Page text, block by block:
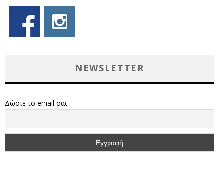
NEWSLETTER
Δώστε το email σας